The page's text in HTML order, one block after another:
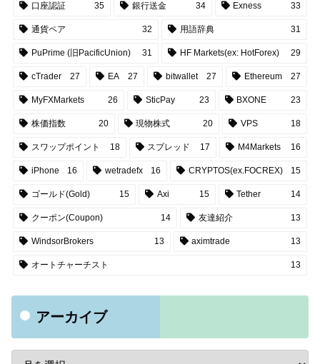
口座認証 35 銀行送金 34 Exness 33
通貨ペア 32 用語辞典 31
PuPrime (旧PacificUnion) 31 HF Markets(ex: HotForex) 29
cTrader 27 EA 27 bitwallet 27 Ethereum 27
MyFXMarkets 26 SticPay 23 BXONE 23
株価指数 20 現物株式 20 VPS 18
スワップポイント 18 スプレッド 17 M4Markets 16
iPhone 16 wetradefx 16 CRYPTOS(ex.FOCREX) 15
ゴールド(Gold) 15 Axi 15 Tether 14
クーポン(Coupon) 14 友達紹介 13
WindsorBrokers 13 aximtrade 13
オートチャーチスト 13
アーカイブ